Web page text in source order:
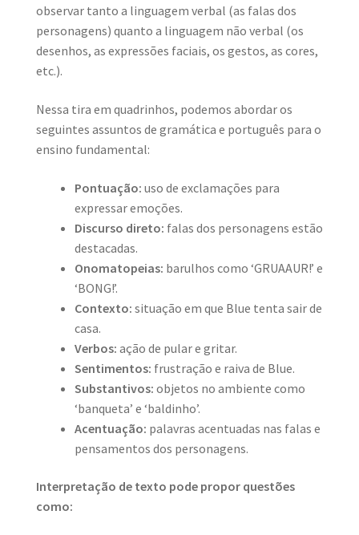
observar tanto a linguagem verbal (as falas dos
personagens) quanto a linguagem não verbal (os
desenhos, as expressões faciais, os gestos, as cores,
etc.).
Nessa tira em quadrinhos, podemos abordar os
seguintes assuntos de gramática e português para o
ensino fundamental:
Pontuação: uso de exclamações para
expressar emoções.
Discurso direto: falas dos personagens estão
destacadas.
Onomatopeias: barulhos como ‘GRUAAUR!’ e
‘BONG!’.
Contexto: situação em que Blue tenta sair de
casa.
Verbos: ação de pular e gritar.
Sentimentos: frustração e raiva de Blue.
Substantivos: objetos no ambiente como
‘banqueta’ e ‘baldinho’.
Acentuação: palavras acentuadas nas falas e
pensamentos dos personagens.
Interpretação de texto pode propor questões
como: